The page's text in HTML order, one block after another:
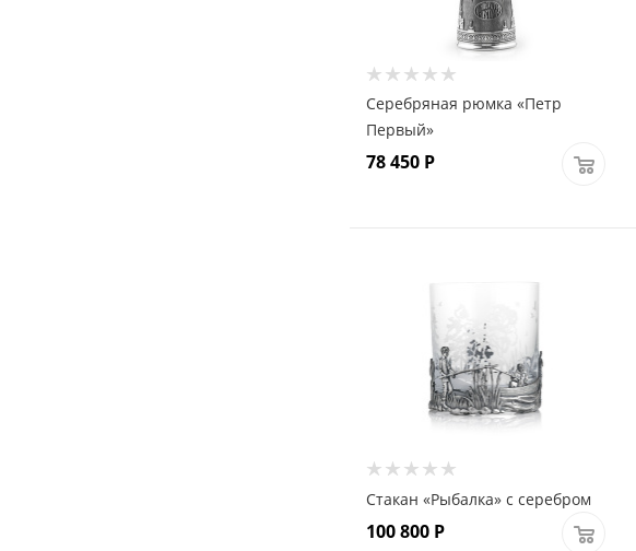
Серебряная рюмка «Петр
Первый»
78 450 Р
Стакан «Рыбалка» с серебром
100 800 Р